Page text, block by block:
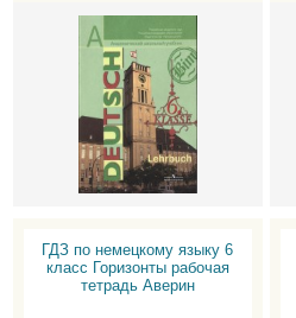
ГДЗ по немецкому языку 6
класс Горизонты рабочая
тетрадь Аверин